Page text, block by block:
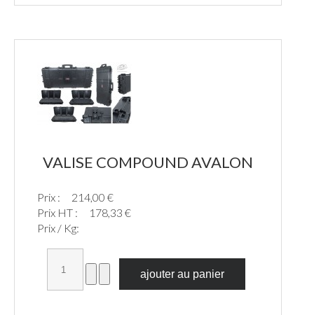
VALISE COMPOUND AVALON
Prix :
214,00 €
Prix HT :
178,33 €
Prix / Kg: